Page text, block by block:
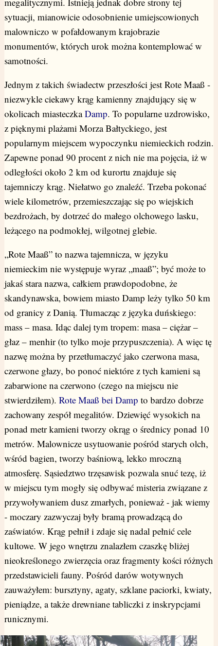
sytuacji, mianowicie odosobnienie umiejscowionych
malowniczo w pofałdowanym krajobrazie
monumentów, których urok można kontemplować w
samotności.
Jednym z takich świadectw przeszłości jest Rote Maaß -
niezwykle ciekawy krąg kamienny znajdujący się w
okolicach miasteczkaDamp. To popularne uzdrowisko,
z pięknymi plażami Morza Bałtyckiego, jest
popularnym miejscem wypoczynku niemieckich rodzin.
Zapewne ponad 90 procent z nich nie ma pojęcia, iż w
odległości około 2 km od kurortu znajduje się
tajemniczy krąg. Niełatwo go znaleźć. Trzeba pokonać
wiele kilometrów, przemieszczając się po wiejskich
bezdrożach, by dotrzeć do małego olchowego lasku,
leżącego na podmokłej, wilgotnej glebie.
„Rote Maaß” to nazwa tajemnicza, w języku
niemieckim nie występuje wyraz „maaß”; być może to
jakaś stara nazwa, całkiem prawdopodobne, że
skandynawska, bowiem miasto Damp leży tylko 50 km
od granicy z Danią. Tłumacząc z języka duńskiego:
mass – masa. Idąc dalej tym tropem: masa – ciężar –
głaz – menhir (to tylko moje przypuszczenia). A więc tę
nazwę można by przetłumaczyć jako czerwona masa,
czerwone głazy, bo ponoć niektóre z tych kamieni są
zabarwione na czerwono (czego na miejscu nie
stwierdziłem). Rote Maaß bei Damp to bardzo dobrze
zachowany zespół megalitów. Dziewięć wysokich na
ponad metr kamieni tworzy okrąg o średnicy ponad 10
metrów. Malownicze usytuowanie pośród starych olch,
wśród bagien, tworzy baśniową, lekko mroczną
atmosferę. Sąsiedztwo trzęsawisk pozwala snuć tezę, iż
w miejscu tym mogły się odbywać misteria związane z
przywoływaniem dusz zmarłych, ponieważ - jak wiemy
- moczary zazwyczaj były bramą prowadzącą do
zaświatów. Krąg pełnił i zdaje się nadal pełnić cele
kultowe. W jego wnętrzu znalazłem czaszkę bliżej
nieokreślonego zwierzęcia oraz fragmenty kości różnych
przedstawicieli fauny. Pośród darów wotywnych
zauważyłem: bursztyny, agaty, szklane paciorki, kwiaty,
pieniądze, a także drewniane tabliczki z inskrypcjami
runicznymi.